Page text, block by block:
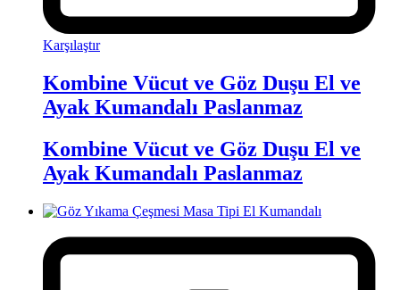
Karşılaştır
Kombine Vücut ve Göz Duşu El ve
Ayak Kumandalı Paslanmaz
Kombine Vücut ve Göz Duşu El ve
Ayak Kumandalı Paslanmaz